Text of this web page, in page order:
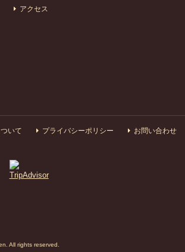
アクセス
いて プライバシーポリシー お問い合わせ
All rights reserved.